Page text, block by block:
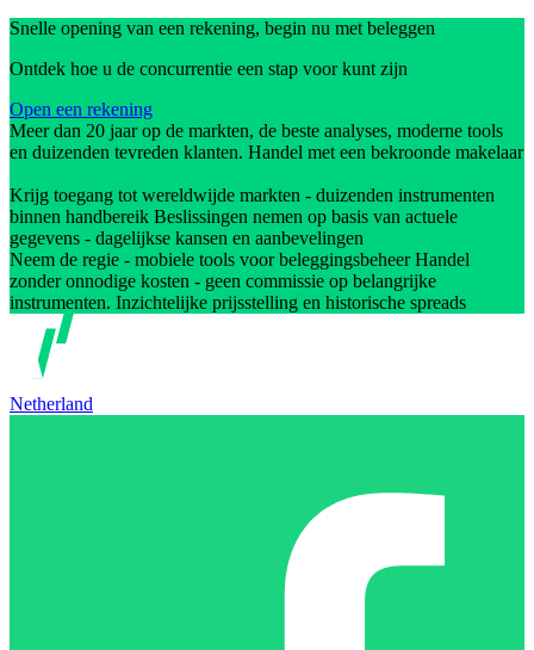
Snelle opening van een rekening, begin nu met beleggen
Ontdek hoe u de concurrentie een stap voor kunt zijn
Open een rekening
Meer dan 20 jaar op de markten, de beste analyses, moderne tools
en duizenden tevreden klanten. Handel met een bekroonde makelaar
Krijg toegang tot wereldwijde markten - duizenden instrumenten
binnen handbereik Beslissingen nemen op basis van actuele
gegevens - dagelijkse kansen en aanbevelingen
Neem de regie - mobiele tools voor beleggingsbeheer Handel
zonder onnodige kosten - geen commissie op belangrijke
instrumenten. Inzichtelijke prijsstelling en historische spreads
Netherland